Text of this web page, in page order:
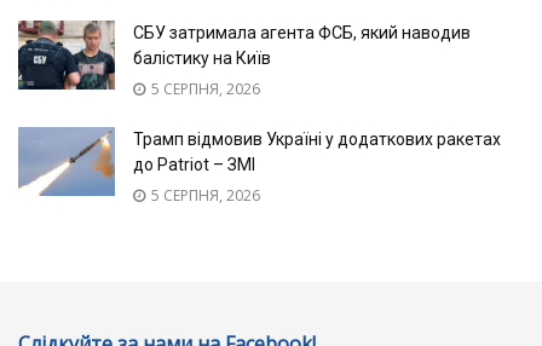
СБУ затримала агента ФСБ, який наводив
балістику на Київ
5 СЕРПНЯ, 2026
Трамп відмовив Україні у додаткових ракетах
до Patriot – ЗМІ
5 СЕРПНЯ, 2026